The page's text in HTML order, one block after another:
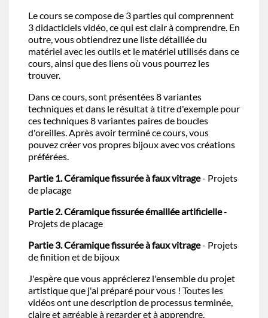
Le cours se compose de 3 parties qui comprennent
3 didacticiels vidéo, ce qui est clair à comprendre. En
outre, vous obtiendrez une liste détaillée du
matériel avec les outils et le matériel utilisés dans ce
cours, ainsi que des liens où vous pourrez les
trouver.
Dans ce cours, sont présentées 8 variantes
techniques et dans le résultat à titre d'exemple pour
ces techniques 8 variantes paires de boucles
d'oreilles. Après avoir terminé ce cours, vous
pouvez créer vos propres bijoux avec vos créations
préférées.
Partie 1. Céramique fissurée à faux vitrage- Projets
de placage
Partie 2. Céramique fissurée émaillée artificielle-
Projets de placage
Partie 3. Céramique fissurée à faux vitrage- Projets
de finition et de bijoux
J'espère que vous apprécierez l'ensemble du projet
artistique que j'ai préparé pour vous ! Toutes les
vidéos ont une description de processus terminée,
claire et agréable à regarder et à apprendre.